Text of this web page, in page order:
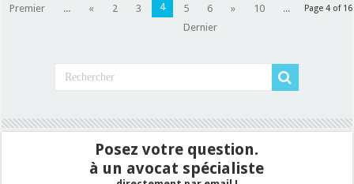
Page 4 of 16
Premier ... « 2 3 4 5 6 » 10
...
Dernier
Posez votre question.
à un avocat spécialiste